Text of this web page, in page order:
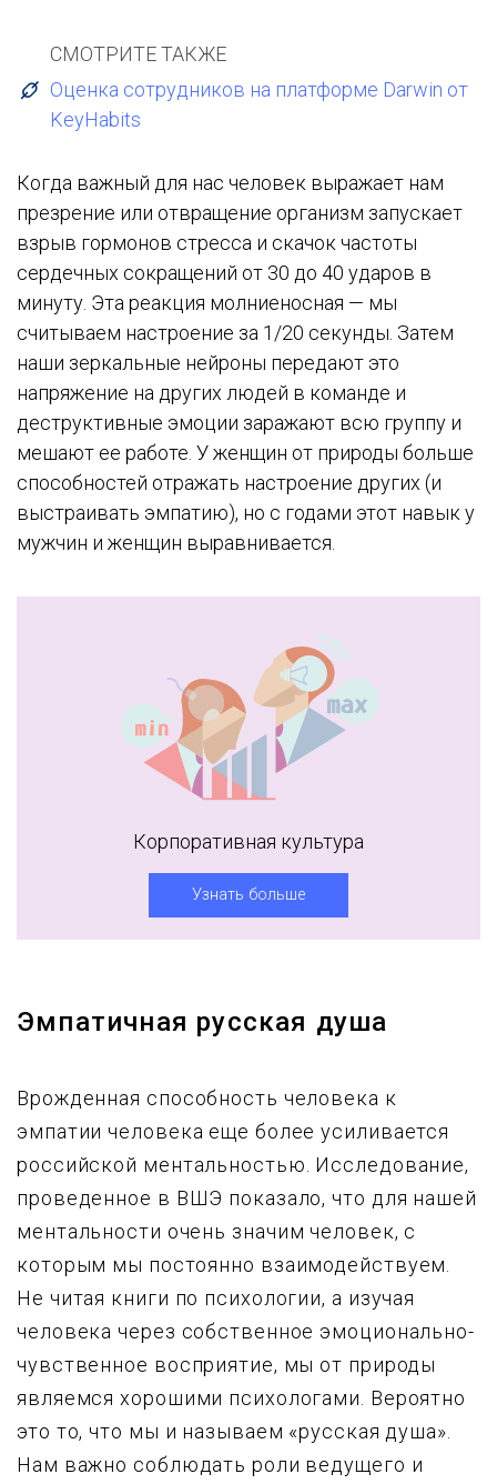
СМОТРИТЕ ТАКЖЕ
Оценка сотрудников на платформе Darwin от
KeyHabits
Когда важный для нас человек выражает нам
презрение или отвращение организм запускает
взрыв гормонов стресса и скачок частоты
сердечных сокращений от 30 до 40 ударов в
минуту. Эта реакция молниеносная — мы
считываем настроение за 1/20 секунды. Затем
наши зеркальные нейроны передают это
напряжение на других людей в команде и
деструктивные эмоции заражают всю группу и
мешают ее работе. У женщин от природы больше
способностей отражать настроение других (и
выстраивать эмпатию), но с годами этот навык у
мужчин и женщин выравнивается.
Корпоративная культура
Узнать больше
Эмпатичная русская душа
Врожденная способность человека к
эмпатии человека еще более усиливается
российской ментальностью. Исследование,
проведенное в ВШЭ показало, что для нашей
ментальности очень значим человек, с
которым мы постоянно взаимодействуем.
Не читая книги по психологии, а изучая
человека через собственное эмоционально-
чувственное восприятие, мы от природы
являемся хорошими психологами. Вероятно
это то, что мы и называем «русская душа».
Нам важно соблюдать роли ведущего и